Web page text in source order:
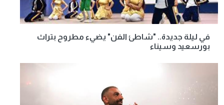
في ليلة جديدة.. "شاطئ الفن" يضيء مطروح بتراث
بورسعيد وسيناء